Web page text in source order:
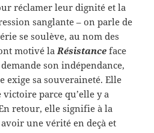
réclamer leur dignité et la
sanglante – on parle de
se soulève, au nom des
motivé la Résistance face
son indépendance,
exige sa souveraineté. Elle
parce qu’elle y a
retour, elle signifie à la
une vérité en deçà et